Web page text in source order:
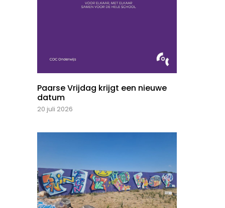
Paarse Vrijdag krijgt een nieuwe
datum
20 juli 2026